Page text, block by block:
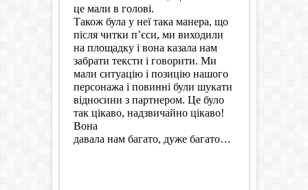
це мали в голові.
Також була у неї така манера, що
після читки п’єси, ми виходили
на площадку і вона казала нам
забрати тексти і говорити. Ми
мали ситуацію і позицію нашого
персонажа і повинні були шукати
відносини з партнером. Це було
так цікаво, надзвичайно цікаво!
Вона
давала нам багато, дуже багато…